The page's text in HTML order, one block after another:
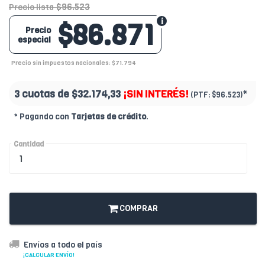
Precio lista $96.523
$86.871
Precio
especial
Precio sin impuestos nacionales: $71.794
3 cuotas de $32.174,33 ¡SIN INTERÉS! (PTF: $96.523)*
* Pagando con Tarjetas de crédito.
Cantidad
COMPRAR
Envíos a todo el país
¡CALCULAR ENVÍO!